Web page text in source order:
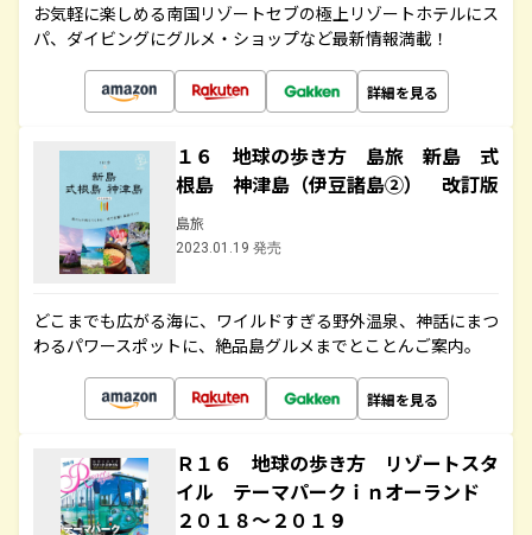
お気軽に楽しめる南国リゾートセブの極上リゾートホテルにス
パ、ダイビングにグルメ・ショップなど最新情報満載！
詳細を見る
１６ 地球の歩き方 島旅 新島 式
根島 神津島（伊豆諸島②） 改訂版
島旅
2023.01.19 発売
どこまでも広がる海に、ワイルドすぎる野外温泉、神話にまつ
わるパワースポットに、絶品島グルメまでとことんご案内。
詳細を見る
Ｒ１６ 地球の歩き方 リゾートスタ
イル テーマパークｉｎオーランド
２０１８～２０１９